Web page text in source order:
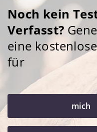
Noch kein
Verfasst?
eine
für
mich